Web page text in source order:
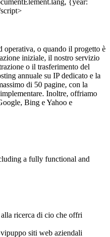
operativa, o quando il progetto è
iniziale, il nostro servizio
o il trasferimento del
annuale su IP dedicato e la
di 50 pagine, con la
Inoltre, offriamo
Bing e Yahoo e
a fully functional and
ricerca di cio che offri